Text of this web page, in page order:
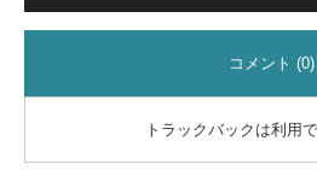
コメント (0)
トラックバックは利用